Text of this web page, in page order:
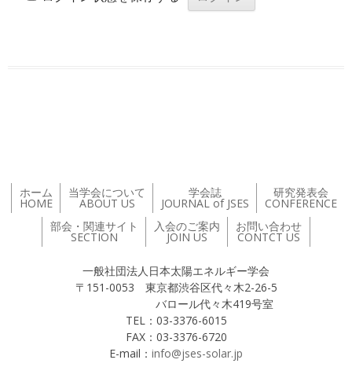
ホーム
HOME
当学会について
ABOUT US
学会誌
JOURNAL of JSES
研究発表会
CONFERENCE
部会・関連サイト
SECTION
入会のご案内
JOIN US
お問い合わせ
CONTCT US
一般社団法人日本太陽エネルギー学会
〒151-0053 東京都渋谷区代々木2-26-5
バロール代々木419号室
TEL：03-3376-6015
FAX：03-3376-6720
E-mail： info@jses-solar.jp